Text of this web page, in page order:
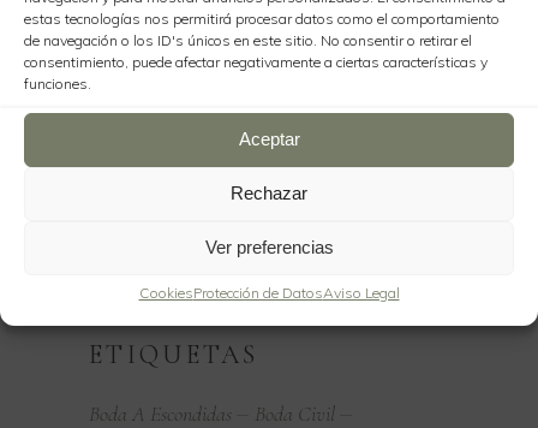
estas tecnologías nos permitirá procesar datos como el comportamiento
de navegación o los ID's únicos en este sitio. No consentir o retirar el
consentimiento, puede afectar negativamente a ciertas características y
funciones.
Aceptar
Rechazar
Ver preferencias
CookiesProtección de DatosAviso Legal
INSTAGRAM
ETIQUETAS
Boda A Escondidas
Boda Civil